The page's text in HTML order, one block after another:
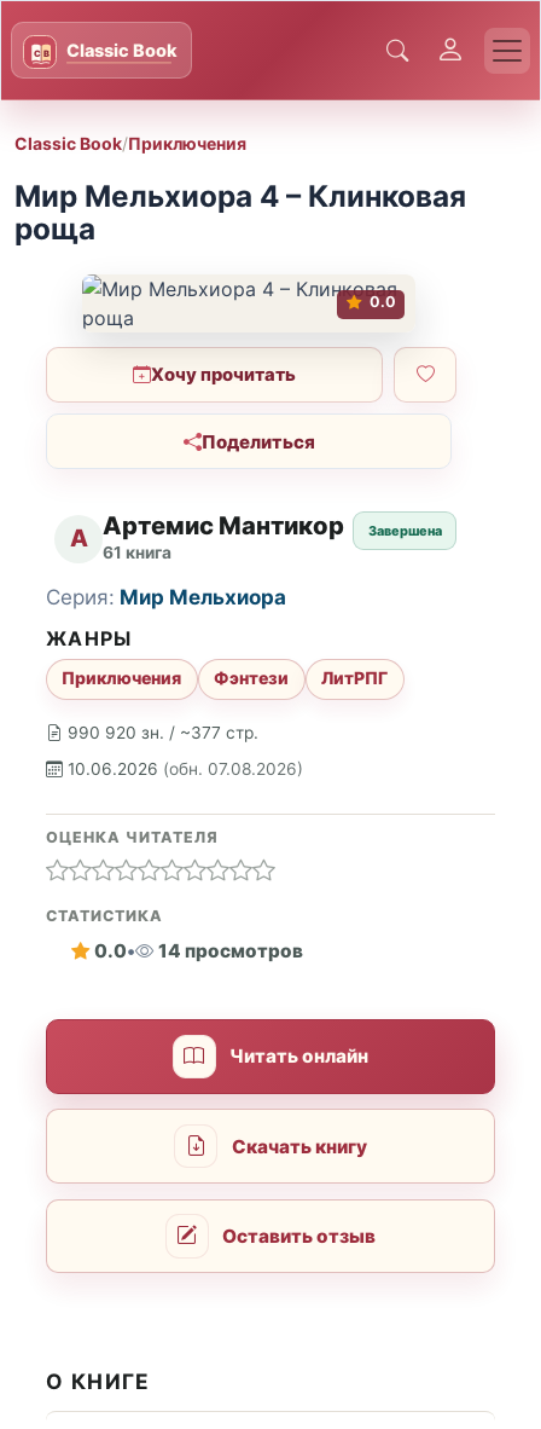
Classic Book/Приключения
Мир Мельхиора 4 – Клинковая
роща
0.0
Хочу прочитать
Поделиться
А Артемис Мантикор
61 книга
Завершена
990 920 зн. / ~377 стр.
10.06.2026 (обн. 07.08.2026)
Серия: Мир Мельхиора
ЖАНРЫ
Приключения Фэнтези ЛитРПГ
ОЦЕНКА ЧИТАТЕЛЯ
СТАТИСТИКА
0.0• 14 просмотров
Читать онлайн
Скачать книгу
Оставить отзыв
О КНИГЕ